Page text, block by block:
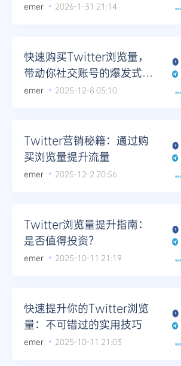
emer 2026-1-31 21:14
快速购买Twitter浏览量，
带动你社交账号的爆发式成
长
emer 2025-12-8 05:10
Twitter营销秘籍：通过购
买浏览量提升流量
emer 2025-12-2 20:56
Twitter浏览量提升指南：
是否值得投资？
emer 2025-10-11 21:19
快速提升你的Twitter浏览
量：不可错过的实用技巧
emer 2025-10-11 21:03